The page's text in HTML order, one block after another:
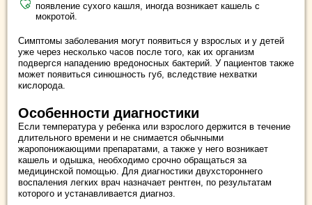
появление сухого кашля, иногда возникает кашель с
мокротой.
Симптомы заболевания могут появиться у взрослых и у детей
уже через несколько часов после того, как их организм
подвергся нападению вредоносных бактерий. У пациентов также
может появиться синюшность губ, вследствие нехватки
кислорода.
Особенности диагностики
Если температура у ребенка или взрослого держится в течение
длительного времени и не снимается обычными
жаропонижающими препаратами, а также у него возникает
кашель и одышка, необходимо срочно обращаться за
медицинской помощью. Для диагностики двухстороннего
воспаления легких врач назначает рентген, по результатам
которого и устанавливается диагноз.